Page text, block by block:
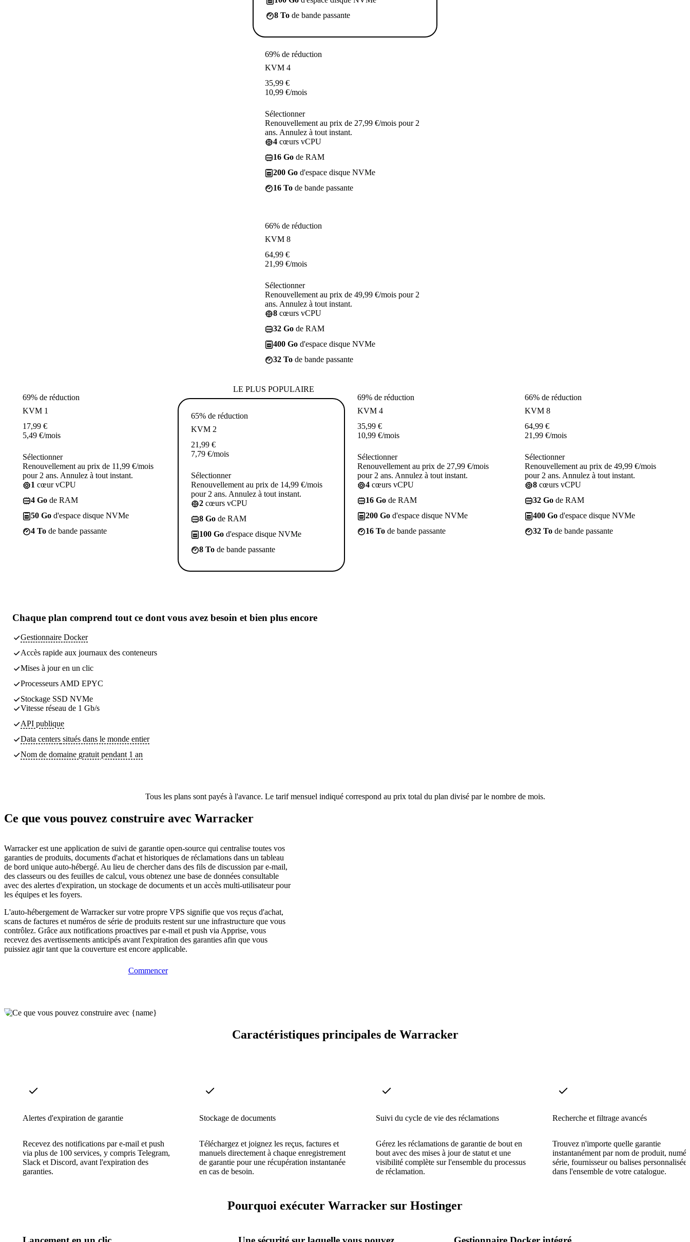
8 To de bande passante
69% de réduction
KVM 4
35,99 €
10,99 €/mois
Sélectionner
Renouvellement au prix de 27,99 €/mois pour 2
ans. Annulez à tout instant.
4 cœurs vCPU
16 Go de RAM
200 Go d'espace disque NVMe
16 To de bande passante
66% de réduction
KVM 8
64,99 €
21,99 €/mois
Sélectionner
Renouvellement au prix de 49,99 €/mois pour 2
ans. Annulez à tout instant.
8 cœurs vCPU
32 Go de RAM
400 Go d'espace disque NVMe
32 To de bande passante
69% de réduction
KVM 1
17,99 €
5,49 €/mois
Sélectionner
Renouvellement au prix de 11,99 €/mois
pour 2 ans. Annulez à tout instant.
1 cœur vCPU
4 Go de RAM
50 Go d'espace disque NVMe
4 To de bande passante
LE PLUS POPULAIRE
65% de réduction
KVM 2
21,99 €
7,79 €/mois
Sélectionner
Renouvellement au prix de 14,99 €/mois
pour 2 ans. Annulez à tout instant.
2 cœurs vCPU
8 Go de RAM
100 Go d'espace disque NVMe
8 To de bande passante
69% de réduction
KVM 4
35,99 €
10,99 €/mois
Sélectionner
Renouvellement au prix de 27,99 €/mois
pour 2 ans. Annulez à tout instant.
4 cœurs vCPU
16 Go de RAM
200 Go d'espace disque NVMe
16 To de bande passante
66% de réduction
KVM 8
64,99 €
21,99 €/mois
Sélectionner
Renouvellement au prix de 49,99 €/mois
pour 2 ans. Annulez à tout instant.
8 cœurs vCPU
32 Go de RAM
400 Go d'espace disque NVMe
32 To de bande passante
Chaque plan comprend tout ce dont vous avez besoin et bien plus encore
Gestionnaire Docker
Accès rapide aux journaux des conteneurs
Mises à jour en un clic
Processeurs AMD EPYC
Stockage SSD NVMe
Vitesse réseau de 1 Gb/s
API publique
Data centers situés dans le monde entier
Nom de domaine gratuit pendant 1 an
Tous les plans sont payés à l'avance. Le tarif mensuel indiqué correspond au prix total du plan divisé par le nombre de mois.
Ce que vous pouvez construire avec Warracker
Warracker est une application de suivi de garantie open-source qui centralise toutes vos
garanties de produits, documents d'achat et historiques de réclamations dans un tableau
de bord unique auto-hébergé. Au lieu de chercher dans des fils de discussion par e-mail,
des classeurs ou des feuilles de calcul, vous obtenez une base de données consultable
avec des alertes d'expiration, un stockage de documents et un accès multi-utilisateur pour
les équipes et les foyers.
L'auto-hébergement de Warracker sur votre propre VPS signifie que vos reçus d'achat,
scans de factures et numéros de série de produits restent sur une infrastructure que vous
contrôlez. Grâce aux notifications proactives par e-mail et push via Apprise, vous
recevez des avertissements anticipés avant l'expiration des garanties afin que vous
puissiez agir tant que la couverture est encore applicable.
Commencer
Caractéristiques principales de Warracker
Alertes d'expiration de garantie
Recevez des notifications par e-mail et push
via plus de 100 services, y compris Telegram,
Slack et Discord, avant l'expiration des
garanties.
Stockage de documents
Téléchargez et joignez les reçus, factures et
manuels directement à chaque enregistrement
de garantie pour une récupération instantanée
en cas de besoin.
Suivi du cycle de vie des réclamations
Gérez les réclamations de garantie de bout en
bout avec des mises à jour de statut et une
visibilité complète sur l'ensemble du processus
de réclamation.
Recherche et filtrage avancés
Trouvez n'importe quelle garantie
instantanément par nom de produit,
série, fournisseur ou balises personnalisées
dans l'ensemble de votre catalogue.
Pourquoi exécuter Warracker sur Hostinger